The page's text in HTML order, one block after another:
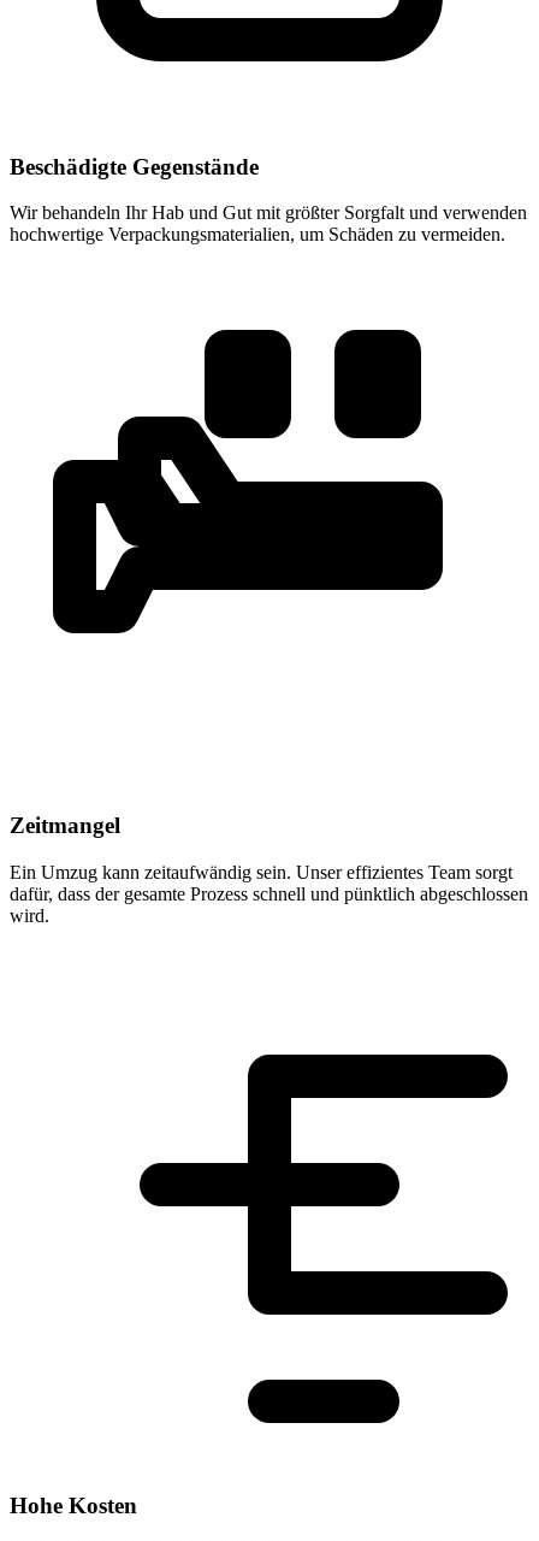
Beschädigte Gegenstände
Wir behandeln Ihr Hab und Gut mit größter Sorgfalt und verwenden
hochwertige Verpackungsmaterialien, um Schäden zu vermeiden.
Zeitmangel
Ein Umzug kann zeitaufwändig sein. Unser effizientes Team sorgt
dafür, dass der gesamte Prozess schnell und pünktlich abgeschlossen
wird.
Hohe Kosten